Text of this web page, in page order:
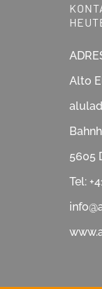
Glasdächer
Schiebegläser
Fensterläden
Sonnenstoren
Lamellenstoren
Reparatur &
Showroom
Impressum
Alto
5605
Tel: